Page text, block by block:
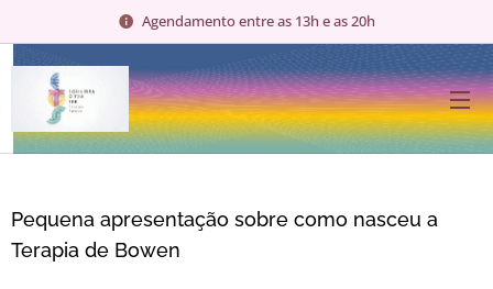
Agendamento entre as 13h e as 20h
Pequena apresentação sobre como nasceu a
Terapia de Bowen